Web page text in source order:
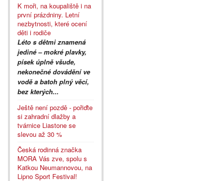
K moři, na koupaliště i na
první prázdniny. Letní
nezbytnosti, které ocení
děti i rodiče
Léto s dětmi znamená
jediné – mokré plavky,
písek úplně všude,
nekonečné dovádění ve
vodě a batoh plný věcí,
bez kterých...
Ještě není pozdě - pořiďte
si zahradní dlažby a
tvárnice Liastone se
slevou až 30 %
Česká rodinná značka
MORA Vás zve, spolu s
Katkou Neumannovou, na
Lipno Sport Festival!